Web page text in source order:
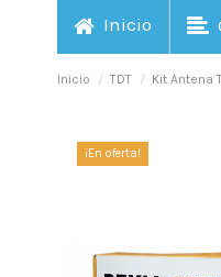
Inicio
Inicio TDT Kit Antena
¡En oferta!